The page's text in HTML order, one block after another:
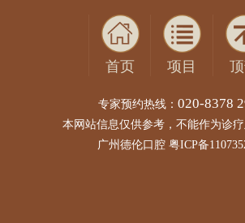
首页 项目
专家预约热线： 020-8378
本网站信息仅供参考，不能作为诊
广州德伦口腔 粤ICP备